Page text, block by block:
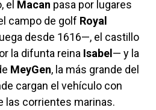
el Macan pasa por lugares
campo de golf Royal
desde 1616—, el castillo
la difunta reina Isabel — y la
MeyGen, la más grande del
cargan el vehículo con
las corrientes marinas.